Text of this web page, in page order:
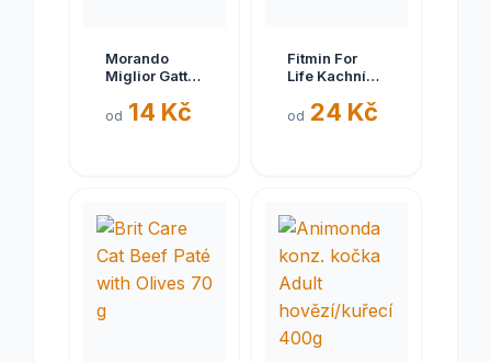
Morando
Miglior Gatto
kapsička pro
od 14 Kč
Fitmin For
Life Kachní
kočky 85g
od 24 Kč